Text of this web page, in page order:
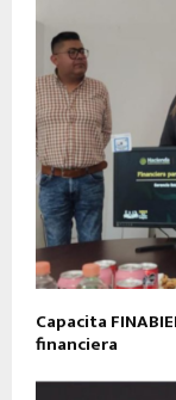
Capacita
financiera